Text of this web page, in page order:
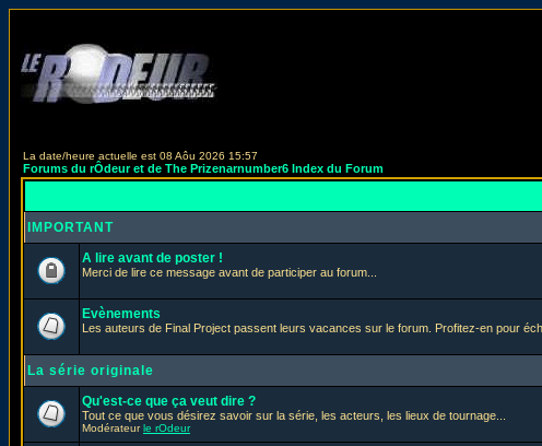
La date/heure actuelle est 08 Aôu 2026 15:57
Forums du rÔdeur et de The Prizenarnumber6 Index du Forum
IMPORTANT
A lire avant de poster !
Merci de lire ce message avant de participer au forum...
Evènements
Les auteurs de Final Project passent leurs vacances sur le forum. Profitez-en pour
La série originale
Qu'est-ce que ça veut dire ?
Tout ce que vous désirez savoir sur la série, les acteurs, les lieux de tournage...
Modérateurle rOdeur